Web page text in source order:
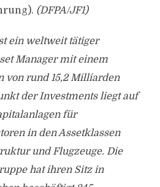
(DFPA/JF1)
ein weltweit tätiger
Manager mit einem
von rund 15,2 Milliarden
der Investments liegt auf
für
in den Assetklassen
und Flugzeuge. Die
hat ihren Sitz in